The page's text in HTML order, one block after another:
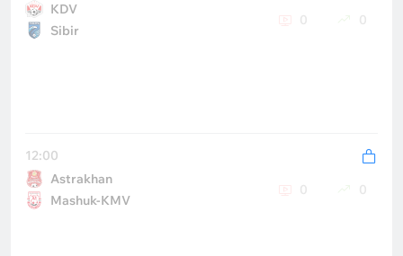
KDV
Sibir
0 0
12:00
Astrakhan
Mashuk-KMV
0 0